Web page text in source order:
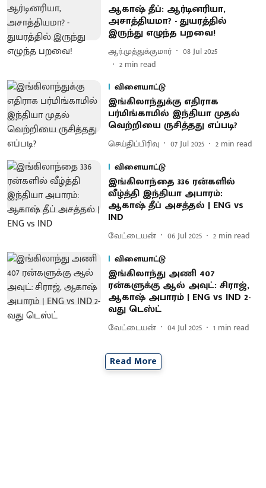
ஆகாஷ் தீப்: ஆர்டினரியா,
அசாத்தியமா? - துயரத்தில்
இருந்து எழுந்த பறவை!
ஆர்.முத்துக்குமார்
08 Jul 2025
2 min read
விளையாட்டு
இங்கிலாந்துக்கு எதிராக
பர்மிங்காமில் இந்தியா முதல்
வெற்றியை ருசித்தது எப்படி?
செய்திப்பிரிவு 07 Jul 2025 2 min read
விளையாட்டு
இங்கிலாந்தை 336 ரன்களில்
வீழ்த்தி இந்தியா அபாரம்:
ஆகாஷ் தீப் அசத்தல் | ENG vs
IND
வேட்டையன் 06 Jul 2025 2 min read
விளையாட்டு
இங்கிலாந்து அணி 407
ரன்களுக்கு ஆல் அவுட்: சிராஜ்,
ஆகாஷ் அபாரம் | ENG vs IND 2-
வது டெஸ்ட்
வேட்டையன் 04 Jul 2025 1 min read
Read More